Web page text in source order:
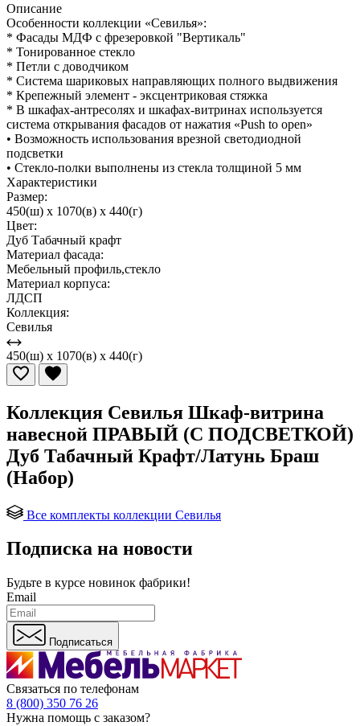
Описание
Особенности коллекции «Севилья»:
* Фасады МДФ с фрезеровкой "Вертикаль"
* Тонированное стекло
* Петли с доводчиком
* Система шариковых направляющих полного выдвижения
* Крепежный элемент - эксцентриковая стяжка
* В шкафах-антресолях и шкафах-витринах используется
система открывания фасадов от нажатия «Push to open»
• Возможность использования врезной светодиодной
подсветки
• Стекло-полки выполнены из стекла толщиной 5 мм
Характеристики
Размер:
450(ш) x 1070(в) x 440(г)
Цвет:
Дуб Табачный крафт
Материал фасада:
Мебельный профиль,стекло
Материал корпуса:
ЛДСП
Коллекция:
Севилья
450(ш) x 1070(в) x 440(г)
Коллекция Севилья Шкаф-витрина
навесной ПРАВЫЙ (С ПОДСВЕТКОЙ)
Дуб Табачный Крафт/Латунь Браш
(Набор)
Все комплекты коллекции Севилья
Подписка на новости
Будьте в курсе новинок фабрики!
Email
Подписаться
Связаться по телефонам
8 (800) 350 76 26
Нужна помощь с заказом?